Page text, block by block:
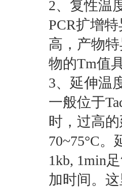
2、复性温
PCR扩增
高，产物
物的Tm值
3、延伸温
一般位于
时，过高
70~75°C
1kb, 1min
加时间。